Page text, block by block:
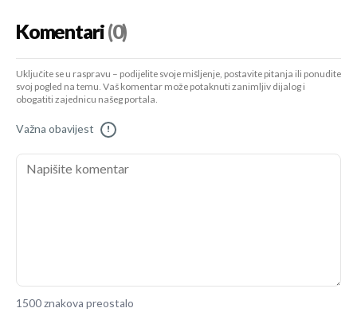
Komentari(0)
Uključite se u raspravu – podijelite svoje mišljenje, postavite pitanja ili ponudite
svoj pogled na temu. Vaš komentar može potaknuti zanimljiv dijalog i
obogatiti zajednicu našeg portala.
Važna obavijest !
1500 znakova preostalo